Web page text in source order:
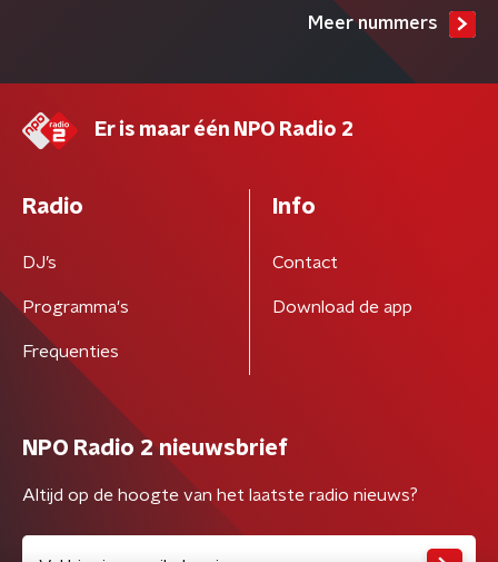
Meer nummers
Er is maar één NPO Radio 2
Radio
DJ’s
Programma's
Frequenties
Info
Contact
Download de app
NPO Radio 2 nieuwsbrief
Altijd op de hoogte van het laatste radio nieuws?